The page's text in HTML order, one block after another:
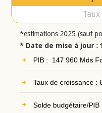
*estimations 2025 (sauf
* Date de mise à jour :
PIB : 147 960 Mds
Taux de croissance :
Solde budgétaire/